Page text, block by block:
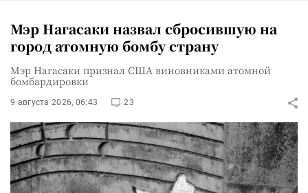
Мэр Нагасаки назвал сбросившую на
город атомную бомбу страну
Мэр Нагасаки признал США виновниками атомной
бомбардировки
9 августа 2026, 06:43 23